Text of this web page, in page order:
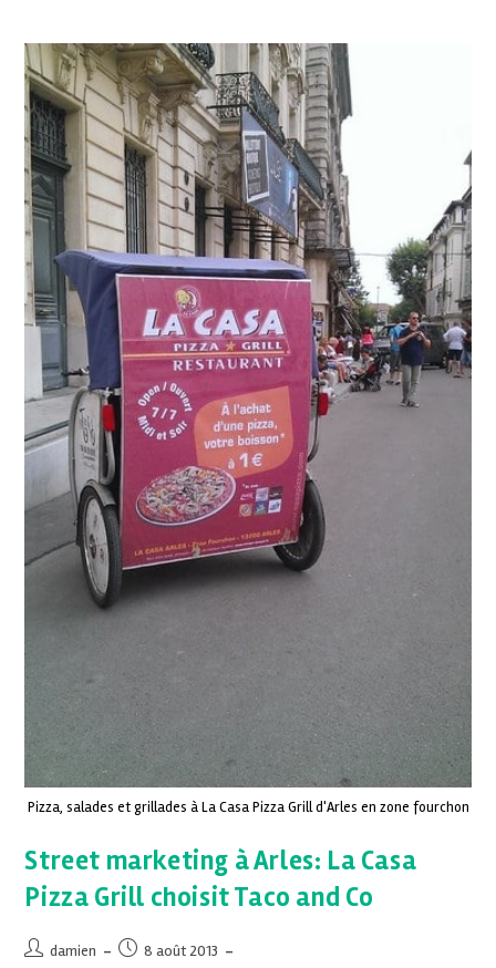
Pizza, salades et grillades à La Casa Pizza Grill d'Arles en zone fourchon
Street marketing à Arles: La Casa
Pizza Grill choisit Taco and Co
damien
8 août 2013